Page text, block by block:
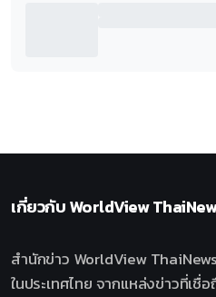
เกี่ยวกับWorldView
สำนักข่าว WorldView
ในประเทศไทย จากแหล่งข่าวที่เชื่